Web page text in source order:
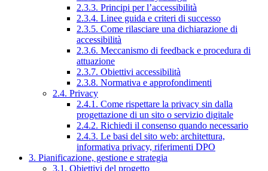
2.3.3. Principi per l’accessibilità
2.3.4. Linee guida e criteri di successo
2.3.5. Come rilasciare una dichiarazione di
accessibilità
2.3.6. Meccanismo di feedback e procedura di
attuazione
2.3.7. Obiettivi accessibilità
2.3.8. Normativa e approfondimenti
2.4. Privacy
2.4.1. Come rispettare la privacy sin dalla
progettazione di un sito o servizio digitale
2.4.2. Richiedi il consenso quando necessario
2.4.3. Le basi del sito web: architettura,
informativa privacy, riferimenti DPO
3. Pianificazione, gestione e strategia
3.1. Obiettivi del progetto